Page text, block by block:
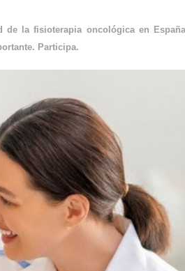
de la fisioterapia oncológica en
Participa.